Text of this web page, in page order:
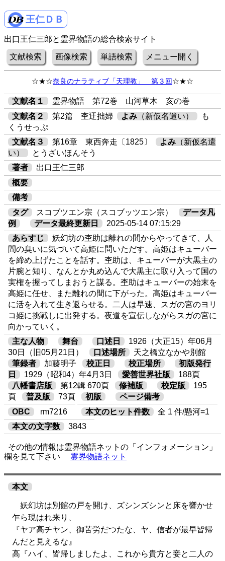
王仁ＤＢ
出口王仁三郎と霊界物語の総合検索サイト
文献検索 画像検索 単語検索 メニュー開く
☆★☆奈良のナラティブ「天理教」 第３回☆★☆
文献名１
霊界物語 第72巻 山河草木 亥の巻
文献名２
第2篇 杢迂拙婦 よみ （新仮名遣い）
も
くうせっぷ
文献名３
第16章 東西奔走〔1825〕 よみ （新仮名遣
い）
とうざいほんそう
著者
出口王仁三郎
概要
備考
タグ
スコブツエン宗（スコブッツエン宗）
データ凡
例
データ最終更新日
2025-05-14 07:15:29
あらすじ
妖幻坊の杢助は離れの間からやってきて、人
間の臭いに気づいて高姫に問いただす。高姫はキューバー
を締め上げたことを話す。杢助は、キューバーが大黒主の
片腕と知り、なんとか丸め込んで大黒主に取り入って国の
実権を握ってしまおうと謀る。杢助はキューバーの始末を
高姫に任せ、また離れの間に下がった。高姫はキューバー
に活を入れて生き返らせる。二人は早速、スガの宮のヨリ
コ姫に挑戦しに出発する。夜道を宣伝しながらスガの宮に
向かっていく。
主な人物
舞台 口述日
1926（大正15）年06月
30日（旧05月21日）
口述場所
天之橋立なかや別館
筆録者
加藤明子 校正日 校正場所
初版発行
日
1929（昭和4）年4月3日 愛善世界社版
188頁
八幡書店版
第12輯 670頁 修補版 校定版
195
頁
普及版 73頁 初版
ページ備考
OBC
rm7216 本文のヒット件数
全 1 件/懸河=1
本文の文字数
3843
その他の情報は霊界物語ネットの「インフォメーション」
欄を見て下さい
霊界物語ネット
本文
妖幻坊は別館の戸を開け、ズシンズシンと床を響かせ
乍ら現はれ来り、
『ヤア高チヤン、御苦労だつたな、ヤ、信者が最早皆帰
んだと見えるな』
高『ハイ、皆帰しましたよ、これから貴方と妾と二人の